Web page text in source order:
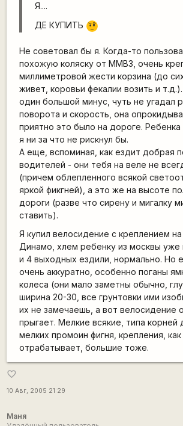
Я....
ДЕ КУПИТЬ ???
Не советовал бы я. Когда-то
похожую коляску от ММВЗ, очень
миллиметровой жести корзина (до
живет, коровьи фекалии возить и
один большой минус, чуть не угадал
поворота и скорость, она
приятно это было на дороге. Ребенка
я ни за что не рискнул бы.
А еще, вспоминая, как ездит добрая
водителей - они тебя на веле не
(причем облепленного всякой
яркой фикгней), а это же на высоте
дороги (разве что сирену и мигалку
ставить).
Я купил велосидение с креплением
Динамо, хлем ребенку из москвы уже
и 4 выходных ездили, нормально. Но
очень аккуратно, особенно поганы
колеса (они мало заметны обычно,
ширина 20-30, все грунтовки ими
их не замечаешь, а вот велосидение
прыгает. Мелкие всякие, типа корней
мелких промоин фигня, крепления,
отрабатывает, большие тоже.
favorite_border
10 Авг, 2005 21:29
Маня